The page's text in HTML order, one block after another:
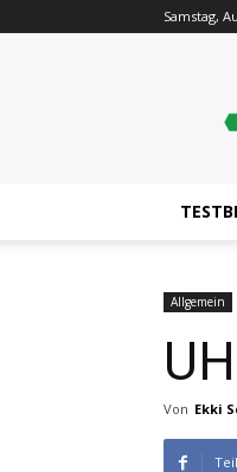
Samstag,
Allgemein
Von Ekki